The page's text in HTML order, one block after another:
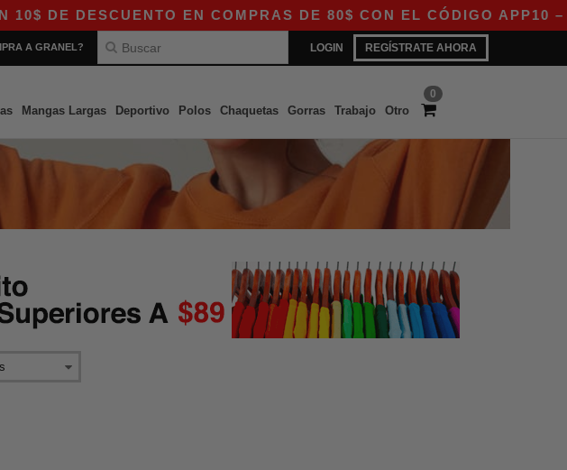
DE DESCUENTO EN COMPRAS DE 80$ CON EL CÓDIGO APP10 –
LOGIN REGÍSTRATE AHORA
A GRANEL?
0
Mangas Largas Deportivo Polos Chaquetas Gorras Trabajo Otro